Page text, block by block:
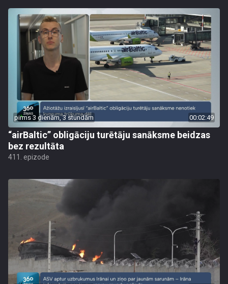
pirms 3 dienām, 3 stundām 00:02:49
“airBaltic” obligāciju turētāju sanāksme beidzas
bez rezultāta
411. epizode